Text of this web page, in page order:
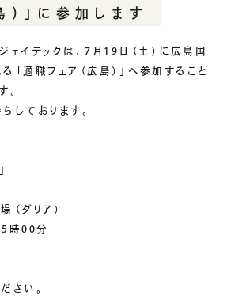
）」に参加します
ェイテックは、7月19日（土）に広島国
「適職フェア（広島）」へ参加すること
。
しております。
（ダリア）
時00分
さい。